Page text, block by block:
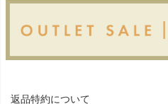
返品特約について